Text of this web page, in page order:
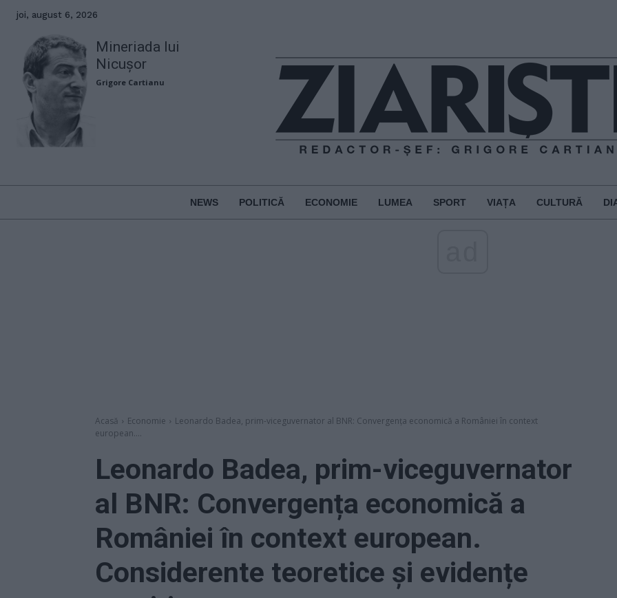
joi, august 6, 2026
Mineriada lui
Nicușor
Grigore Cartianu
NEWS POLITICĂ ECONOMIE LUMEA SPORT VIAȚA CULTURĂ
Acasă Economie
Leonardo Badea, prim-viceguvernator al BNR: Convergența economică a României în context
european....
Leonardo Badea, prim-viceguvernator
al BNR: Convergența economică a
României în context european.
Considerente teoretice și evidențe